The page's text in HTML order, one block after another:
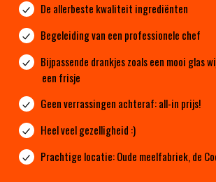
De allerbeste kwaliteit ingrediënten
Begeleiding van een professionele chef
Bijpassende drankjes zoals een mooi glas
een frisje
Geen verrassingen achteraf: all-in prijs!
Heel veel gezelligheid :)
Prachtige locatie: Oude meelfabriek, de